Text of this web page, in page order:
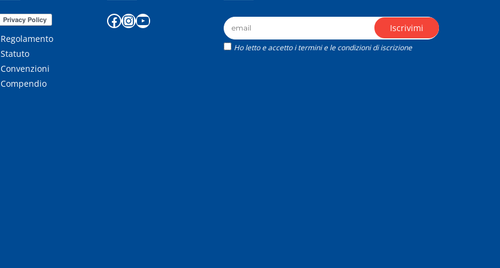
Regolamento
Statuto
Convenzioni
Compendio
Facebook
Instagram
YouTube
Ho letto e accetto i termini e le condizioni di iscrizione